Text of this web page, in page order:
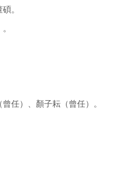
。
任）、顏子耘（曾任）。